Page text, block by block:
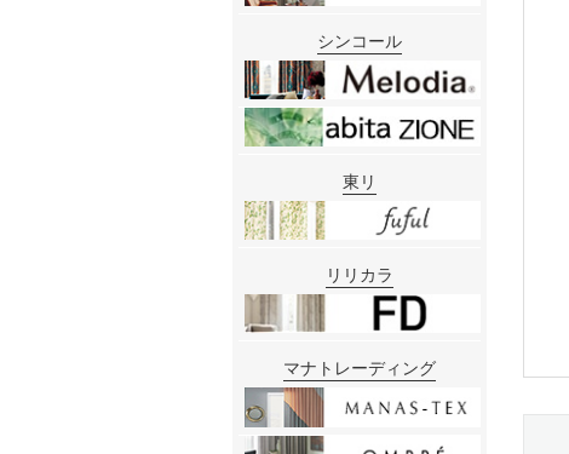
シンコール
東リ
リリカラ
マナトレーディング